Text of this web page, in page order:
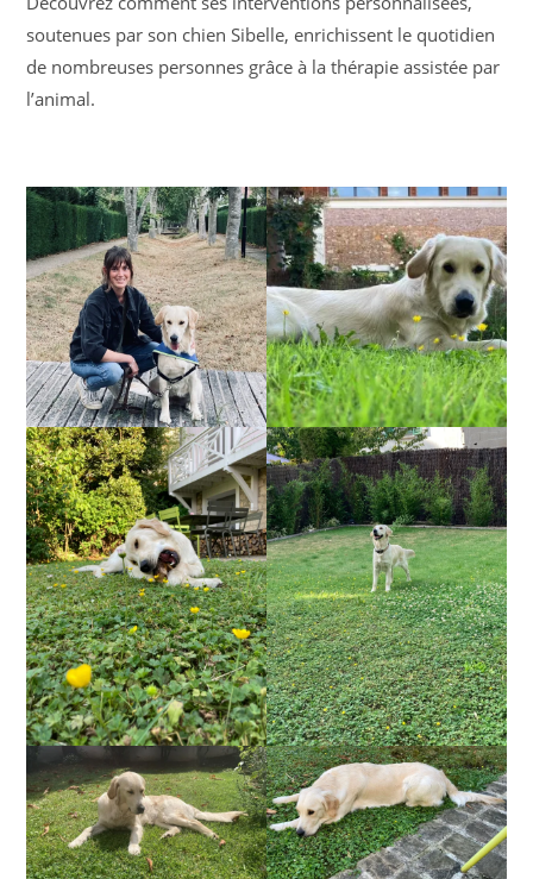
soutenues par son chien Sibelle, enrichissent le quotidien
de nombreuses personnes grâce à la thérapie assistée par
l’animal.